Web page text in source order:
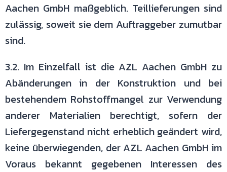
Aachen GmbH maßgeblich. Teillieferungen sind
zulässig, soweit sie dem Auftraggeber zumutbar
sind.
3.2. Im Einzelfall ist die AZL Aachen GmbH zu
Abänderungen in der Konstruktion und bei
bestehendem Rohstoffmangel zur Verwendung
anderer Materialien berechtigt, sofern der
Liefergegenstand nicht erheblich geändert wird,
keine überwiegenden, der AZL Aachen GmbH im
Voraus bekannt gegebenen Interessen des